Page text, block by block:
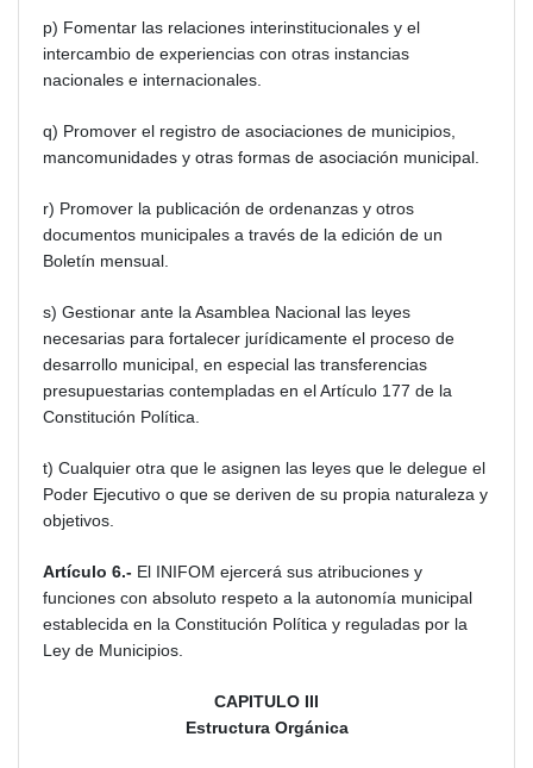
p) Fomentar las relaciones interinstitucionales y el
intercambio de experiencias con otras instancias
nacionales e internacionales.
q) Promover el registro de asociaciones de municipios,
mancomunidades y otras formas de asociación municipal.
r) Promover la publicación de ordenanzas y otros
documentos municipales a través de la edición de un
Boletín mensual.
s) Gestionar ante la Asamblea Nacional las leyes
necesarias para fortalecer jurídicamente el proceso de
desarrollo municipal, en especial las transferencias
presupuestarias contempladas en el Artículo 177 de la
Constitución Política.
t) Cualquier otra que le asignen las leyes que le delegue el
Poder Ejecutivo o que se deriven de su propia naturaleza y
objetivos.
Artículo 6.- El INIFOM ejercerá sus atribuciones y
funciones con absoluto respeto a la autonomía municipal
establecida en la Constitución Política y reguladas por la
Ley de Municipios.
CAPITULO III
Estructura Orgánica